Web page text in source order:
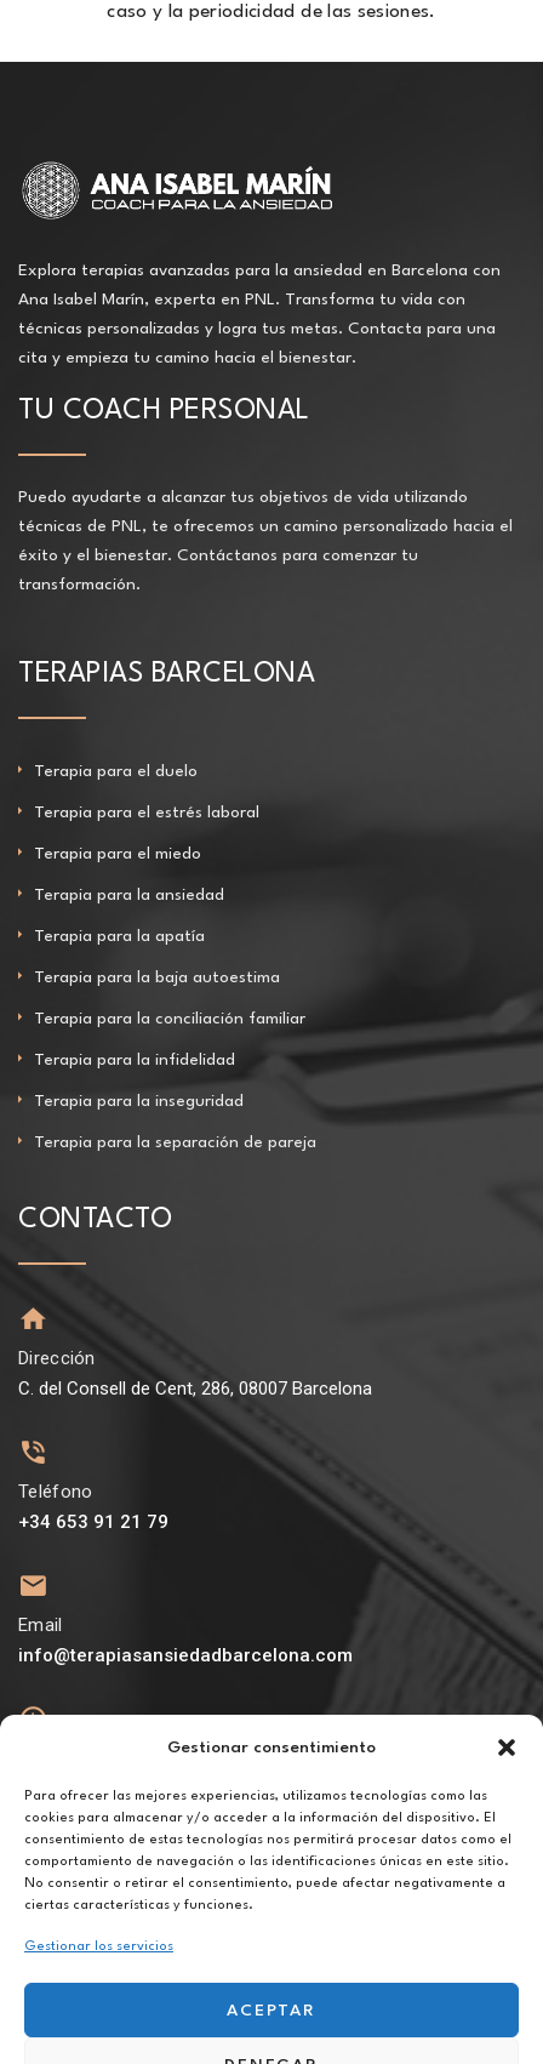
Gestionar consentimiento
Para ofrecer las mejores experiencias, utilizamos tecnologías como las
cookies para almacenar y/o acceder a la información del dispositivo. El
consentimiento de estas tecnologías nos permitirá procesar datos como el
comportamiento de navegación o las identificaciones únicas en este sitio.
No consentir o retirar el consentimiento, puede afectar negativamente a
ciertas características y funciones.
Gestionar los servicios
ACEPTAR
caso y la periodicidad de las sesiones.
Explora terapias avanzadas para la ansiedad en Barcelona con
Ana Isabel Marín, experta en PNL. Transforma tu vida con
técnicas personalizadas y logra tus metas. Contacta para una
cita y empieza tu camino hacia el bienestar.
TU COACH PERSONAL
Puedo ayudarte a alcanzar tus objetivos de vida utilizando
técnicas de PNL, te ofrecemos un camino personalizado hacia el
éxito y el bienestar. Contáctanos para comenzar tu
transformación.
TERAPIAS BARCELONA
Terapia para el duelo
Terapia para el estrés laboral
Terapia para el miedo
Terapia para la ansiedad
Terapia para la apatía
Terapia para la baja autoestima
Terapia para la conciliación familiar
Terapia para la infidelidad
Terapia para la inseguridad
Terapia para la separación de pareja
CONTACTO
Dirección
C. del Consell de Cent, 286, 08007 Barcelona
Teléfono
+34 653 91 21 79
Email
info@terapiasansiedadbarcelona.com
De lunes a viernes de 10h a 20h
Aviso legal
Política de privacidad
Política de cookies